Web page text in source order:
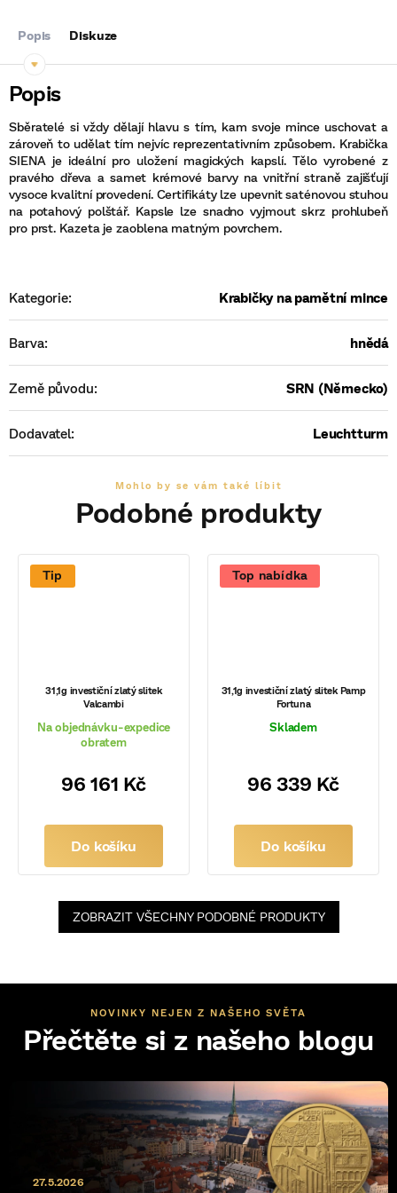
Popis Diskuze
Sběratelé si vždy dělají hlavu s tím, kam svoje mince uschovat a
zároveň to udělat tím nejvíc reprezentativním způsobem. Krabička
SIENA je ideální pro uložení magických kapslí. Tělo vyrobené z
pravého dřeva a samet krémové barvy na vnitřní straně zajišťují
vysoce kvalitní provedení. Certifikáty lze upevnit saténovou stuhou
na potahový polštář. Kapsle lze snadno vyjmout skrz prohlubeň
pro prst. Kazeta je zaoblena matným povrchem.
Kategorie: Krabičky na pamětní mince
Barva: hnědá
Země původu: SRN (Německo)
Dodavatel: Leuchtturm
Tip
31,1g investiční zlatý slitek
Valcambi
Na objednávku-expedice
obratem
96 161 Kč
Do košíku
Top nabídka
31,1g investiční zlatý slitek Pamp
Fortuna
Skladem
96 339 Kč
Do košíku
ZOBRAZIT VŠECHNY PODOBNÉ PRODUKTY
NOVINKY NEJEN Z NAŠEHO SVĚTA
Přečtěte si z našeho blogu
27.5.2026